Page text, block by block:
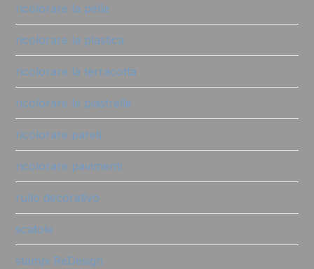
ricolorare la pelle
ricolorare la plastica
ricolorare la terracotta
ricolorare le piastrelle
ricolorare pareti
ricolorare pavimenti
rullo decorativo
scatole
stampi ReDesign